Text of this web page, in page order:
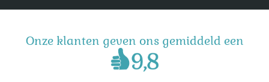
Onze klanten geven ons gemiddeld een